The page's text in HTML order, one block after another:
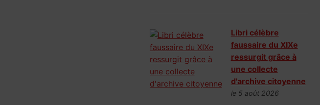
Libri célèbre
faussaire du XIXe
ressurgit grâce à
une collecte
d'archive citoyenne
le 5 août 2026